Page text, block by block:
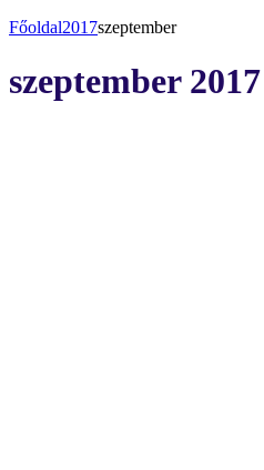
Főoldal2017szeptember
szeptember 2017